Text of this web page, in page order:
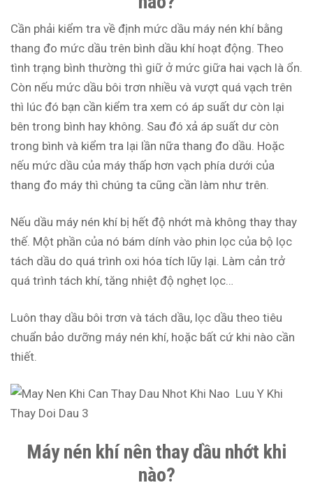
Cần phải kiểm tra về định mức dầu máy nén khí bằng
thang đo mức dầu trên bình dầu khí hoạt động. Theo
tình trạng bình thường thì giữ ở mức giữa hai vạch là ổn.
Còn nếu mức dầu bôi trơn nhiều và vượt quá vạch trên
thì lúc đó bạn cần kiểm tra xem có áp suất dư còn lại
bên trong bình hay không. Sau đó xả áp suất dư còn
trong bình và kiểm tra lại lần nữa thang đo dầu. Hoặc
nếu mức dầu của máy thấp hơn vạch phía dưới của
thang đo máy thì chúng ta cũng cần làm như trên.
Nếu dầu máy nén khí bị hết độ nhớt mà không thay thay
thế. Một phần của nó bám dính vào phin lọc của bộ lọc
tách dầu do quá trình oxi hóa tích lũy lại. Làm cản trở
quá trình tách khí, tăng nhiệt độ nghẹt lọc…
Luôn thay dầu bôi trơn và tách dầu, lọc dầu theo tiêu
chuẩn bảo dưỡng máy nén khí, hoặc bất cứ khi nào cần
thiết.
Máy nén khí nên thay dầu nhớt khi
nào?